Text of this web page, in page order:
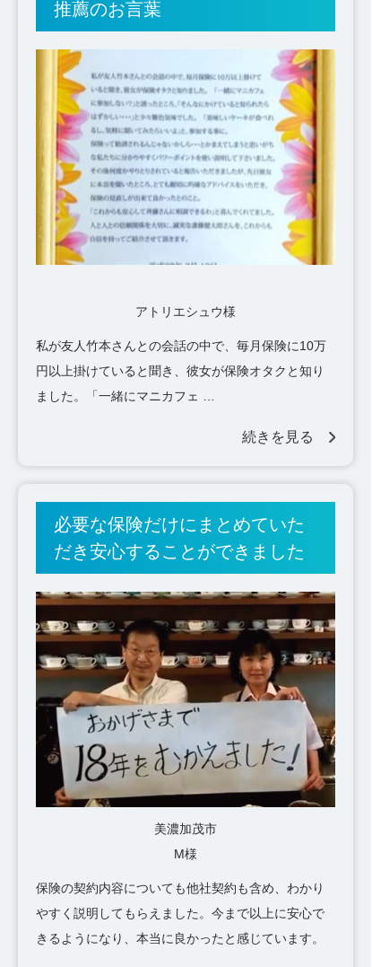
推薦のお言葉
アトリエシュウ様
私が友人竹本さんとの会話の中で、毎月保険に10万
円以上掛けていると聞き、彼女が保険オタクと知り
ました。「一緒にマニカフェ …
続きを見る
必要な保険だけにまとめていた
だき安心することができました
美濃加茂市
M様
保険の契約内容についても他社契約も含め、わかり
やすく説明してもらえました。今まで以上に安心で
きるようになり、本当に良かったと感じています。